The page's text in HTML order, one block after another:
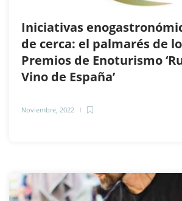
Iniciativas
de cerca: el palmarés de
Premios de Enoturismo
Vino de España’
Noviembre, 2022